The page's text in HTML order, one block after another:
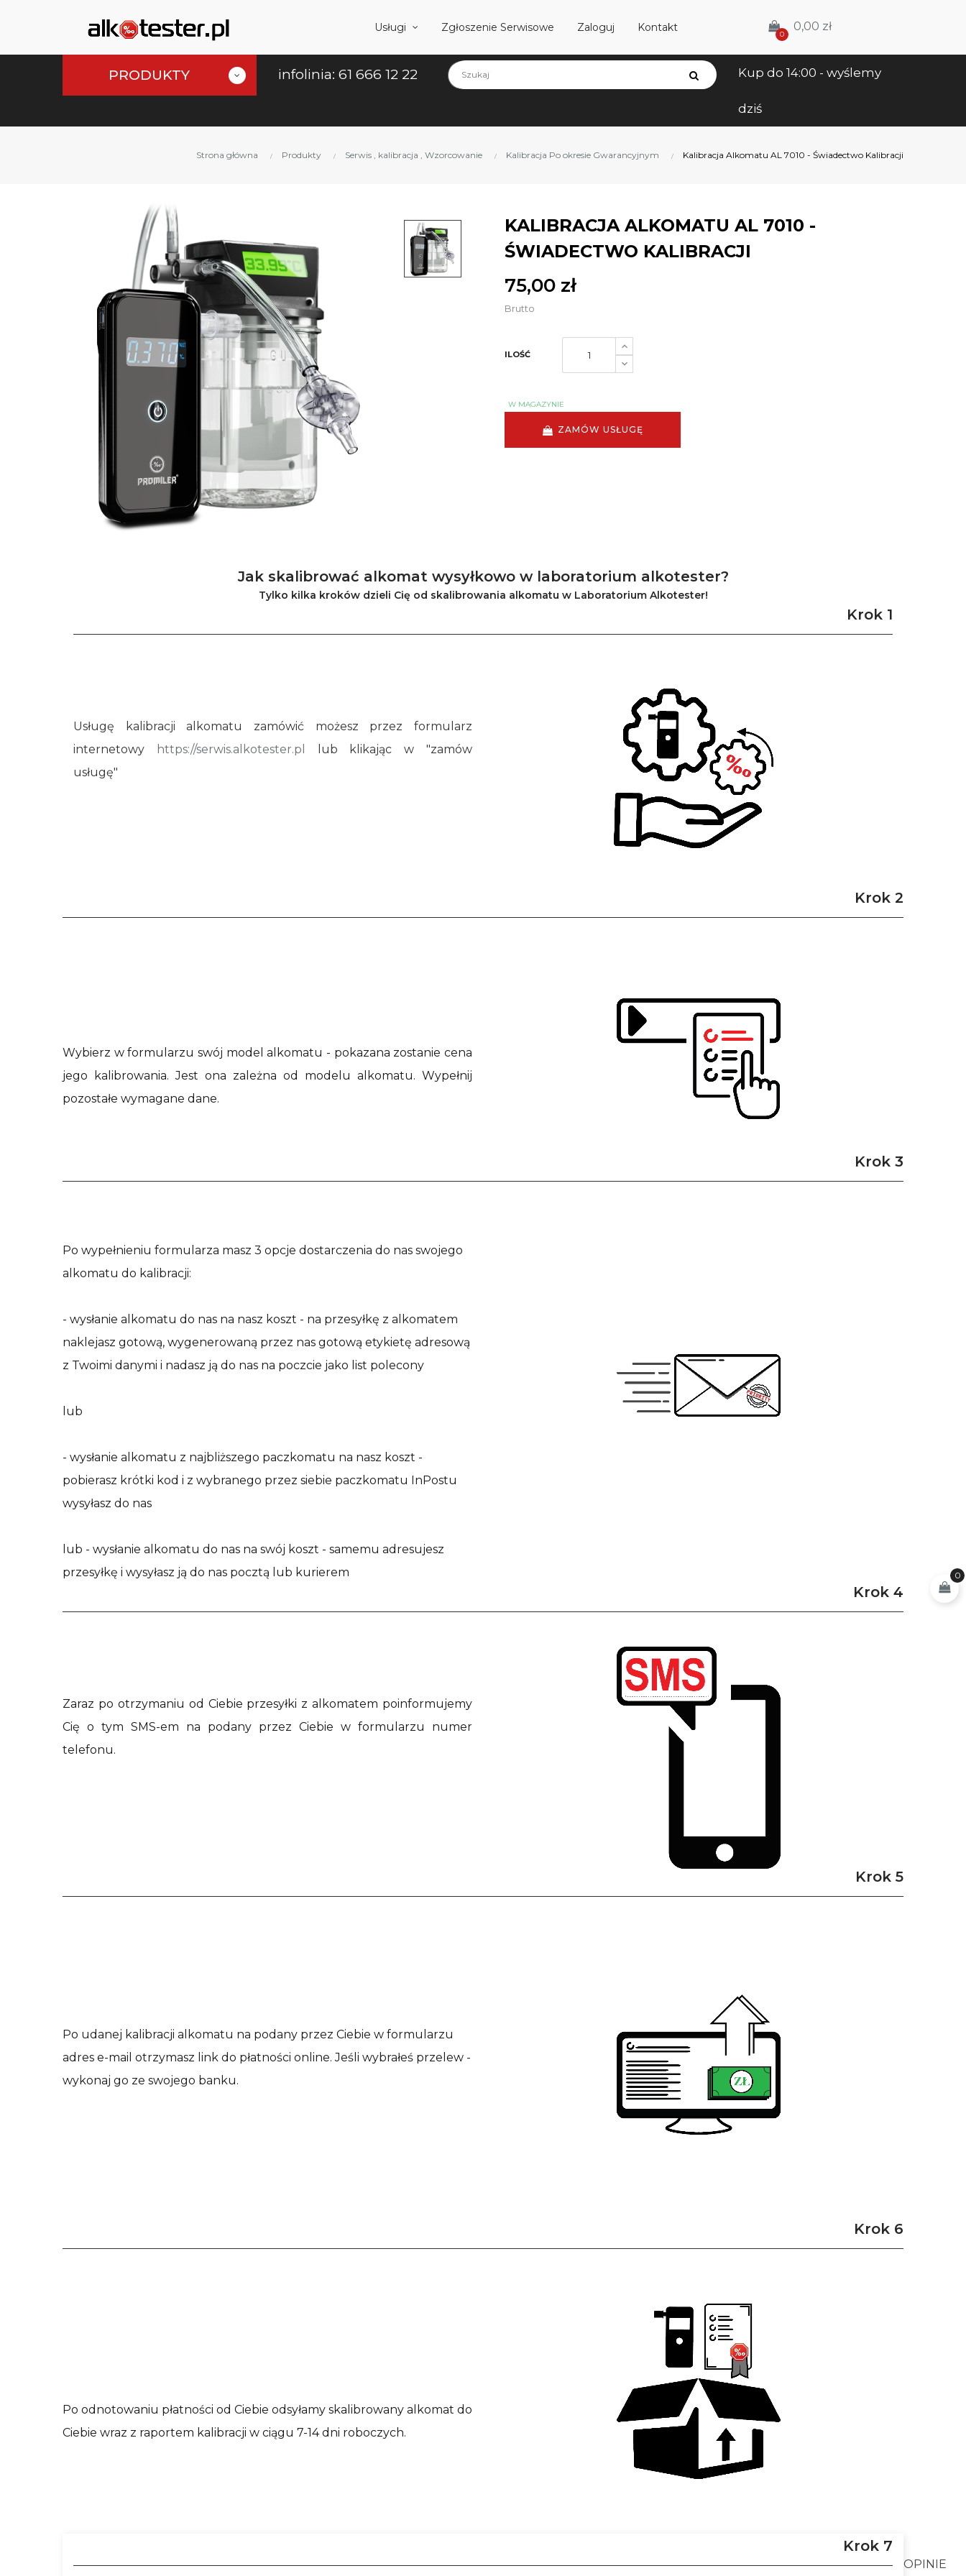
Usługi Zgłoszenie Serwisowe Zaloguj Kontakt
0
0,00 zł
PRODUKTY infolinia: 61 666 12 22  Kup do 14:00 - wyślemy
dziś
Strona główna Produkty Serwis , kalibracja , Wzorcowanie Kalibracja Po okresie Gwarancyjnym Kalibracja Alkomatu AL 7010 - Świadectwo Kalibracji
KALIBRACJA ALKOMATU AL 7010 -
ŚWIADECTWO KALIBRACJI
75,00 zł
Brutto
ILOŚĆ
W MAGAZYNIE
ZAMÓW USŁUGĘ
Jak skalibrować alkomat wysyłkowo w laboratorium alkotester?
Tylko kilka kroków dzieli Cię od skalibrowania alkomatu w Laboratorium Alkotester!
Krok 1
Usługę kalibracji alkomatu zamówić możesz przez formularz
internetowy
https://serwis.alkotester.pl
lub klikając w "zamów
usługę"
Krok 2
Wybierz w formularzu swój model alkomatu - pokazana zostanie cena
jego kalibrowania. Jest ona zależna od modelu alkomatu. Wypełnij
pozostałe wymagane dane.
Krok 3
Po wypełnieniu formularza masz 3 opcje dostarczenia do nas swojego
alkomatu do kalibracji:
- wysłanie alkomatu do nas na nasz koszt - na przesyłkę z alkomatem
naklejasz gotową, wygenerowaną przez nas gotową etykietę adresową
z Twoimi danymi i nadasz ją do nas na poczcie jako list polecony
lub
- wysłanie alkomatu z najbliższego paczkomatu na nasz koszt -
pobierasz krótki kod i z wybranego przez siebie paczkomatu InPostu
wysyłasz do nas
lub - wysłanie alkomatu do nas na swój koszt - samemu adresujesz
przesyłkę i wysyłasz ją do nas pocztą lub kurierem
Krok 4
Zaraz po otrzymaniu od Ciebie przesyłki z alkomatem poinformujemy
Cię o tym SMS-em na podany przez Ciebie w formularzu numer
telefonu.
Krok 5
Po udanej kalibracji alkomatu na podany przez Ciebie w formularzu
adres e-mail otrzymasz link do płatności online. Jeśli wybrałeś przelew -
wykonaj go ze swojego banku.
Krok 6
Po odnotowaniu płatności od Ciebie odsyłamy skalibrowany alkomat do
Ciebie wraz z raportem kalibracji w ciągu 7-14 dni roboczych.
Krok 7
OPINIE
0